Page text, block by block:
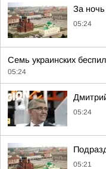
За
05:24
Семь украинских
05:24
05:24
05:21